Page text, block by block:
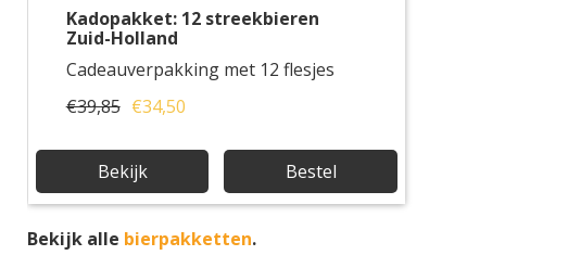
Kadopakket: 12 streekbieren
Zuid-Holland
Cadeauverpakking met 12 flesjes
€39,85 €34,50
Bekijk Bestel
Bekijk alle bierpakketten.